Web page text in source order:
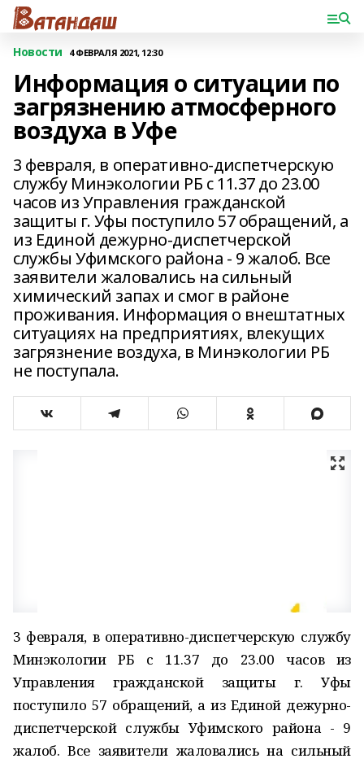
Новости 4 ФЕВРАЛЯ 2021, 12:30
Информация о ситуации по
загрязнению атмосферного
воздуха в Уфе
3 февраля, в оперативно-диспетчерскую
службу Минэкологии РБ с 11.37 до 23.00
часов из Управления гражданской
защиты г. Уфы поступило 57 обращений, а
из Единой дежурно-диспетчерской
службы Уфимского района - 9 жалоб. Все
заявители жаловались на сильный
химический запах и смог в районе
проживания. Информация о внештатных
ситуациях на предприятиях, влекущих
загрязнение воздуха, в Минэкологии РБ
не поступала.
3 февраля, в оперативно-диспетчерскую службу
Минэкологии РБ с 11.37 до 23.00 часов из
Управления гражданской защиты г. Уфы
поступило 57 обращений, а из Единой дежурно-
диспетчерской службы Уфимского района - 9
жалоб. Все заявители жаловались на сильный